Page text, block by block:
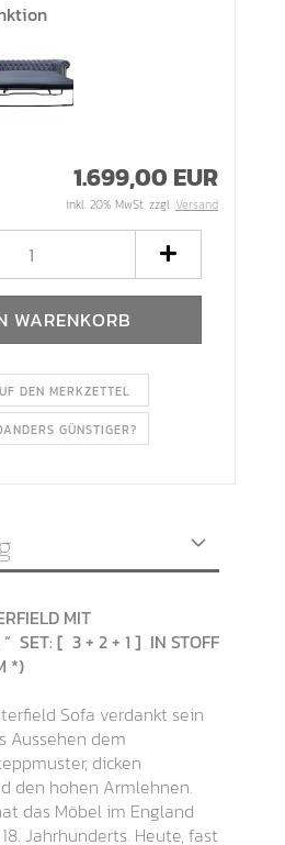
1.699,00 EUR
inkl. 20% MwSt. zzgl. Versand
DEN MERKZETTEL
GÜNSTIGER?
MIT
SET: [ 3 + 2 + 1 ] IN STOFF
*)
Sofa verdankt sein
Aussehen dem
dicken
den hohen Armlehnen.
das Möbel im England
Jahrhunderts. Heute, fast